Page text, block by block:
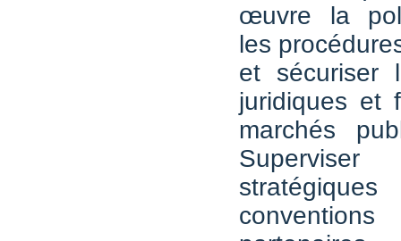
œuvre la
les
et sécuriser
juridiques et
marchés